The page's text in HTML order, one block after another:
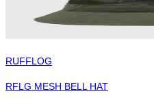
RUFFLOG
RFLG MESH BELL HAT